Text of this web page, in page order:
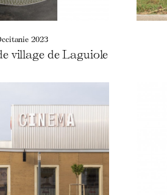
2023
village de Laguiole